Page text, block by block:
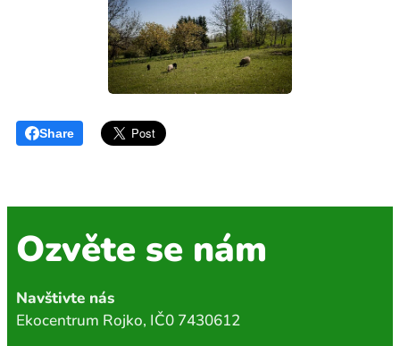
Share
Ozvěte se nám
Navštivte nás
Ekocentrum Rojko, IČ0 7430612